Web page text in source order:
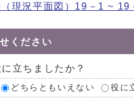
現況平面図）19－1 ~ 19
ください
立ちましたか？
どちらともいえない 役に